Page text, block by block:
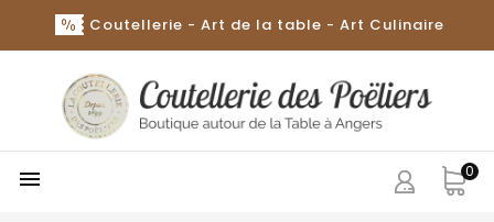
Coutellerie - Art de la table - Art Culinaire
 0